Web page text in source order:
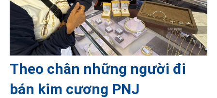
Theo chân những người đi
bán kim cương PNJ